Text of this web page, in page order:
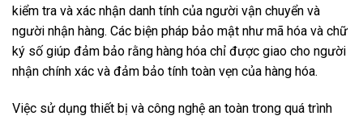
kiểm tra và xác nhận danh tính của người vận chuyển và
người nhận hàng. Các biện pháp bảo mật như mã hóa và chữ
ký số giúp đảm bảo rằng hàng hóa chỉ được giao cho người
nhận chính xác và đảm bảo tính toàn vẹn của hàng hóa.
Việc sử dụng thiết bị và công nghệ an toàn trong quá trình